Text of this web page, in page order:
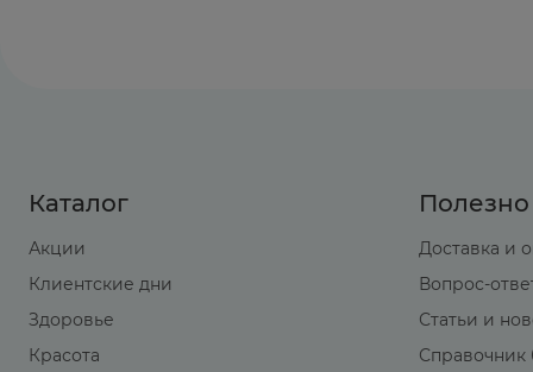
Каталог
Акции
Клиентские дни
Здоровье
Красота
Полезно
Доставка и
Вопрос-
Статьи и
Справочник